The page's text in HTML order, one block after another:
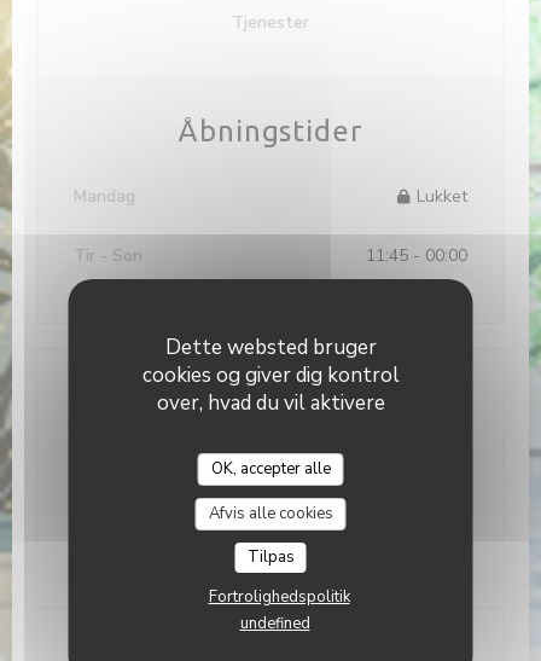
Dette websted bruger
cookies og giver dig kontrol
over, hvad du vil aktivere
OK, accepter alle
Afvis alle cookies
Tilpas
Fortrolighedspolitik
undefined
Tjenester
Åbningstider
Mandag Lukket
Tir - Son 11:45 - 00:00
Placering
7 Bisserweg 1238 Luxembourg
((åbner i et nyt
26 86 41 55
Facebook ((åbner i et nyt vindue))
Instagram ((åbner i et nyt
Sazio